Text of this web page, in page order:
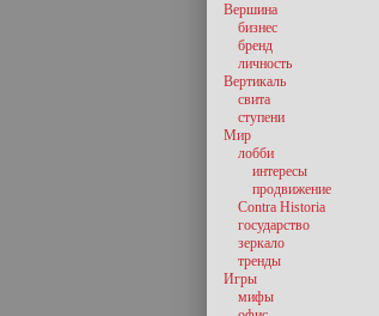
Вершина
бизнес
бренд
личность
Вертикаль
свита
ступени
Мир
лобби
интересы
продвижение
Contra Historia
государство
зеркало
тренды
Игры
мифы